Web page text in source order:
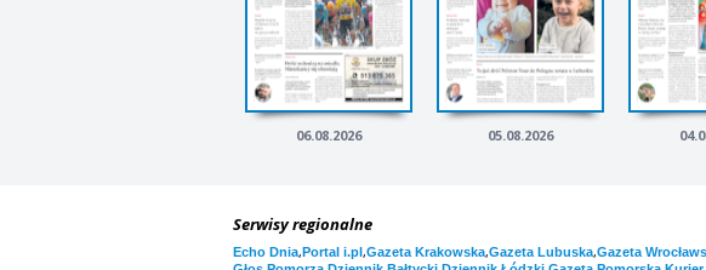
06.08.2026 05.08.2026
Serwisy regionalne
Echo Dnia,Portal i.pl,Gazeta Krakowska,Gazeta Lubuska,Gazeta